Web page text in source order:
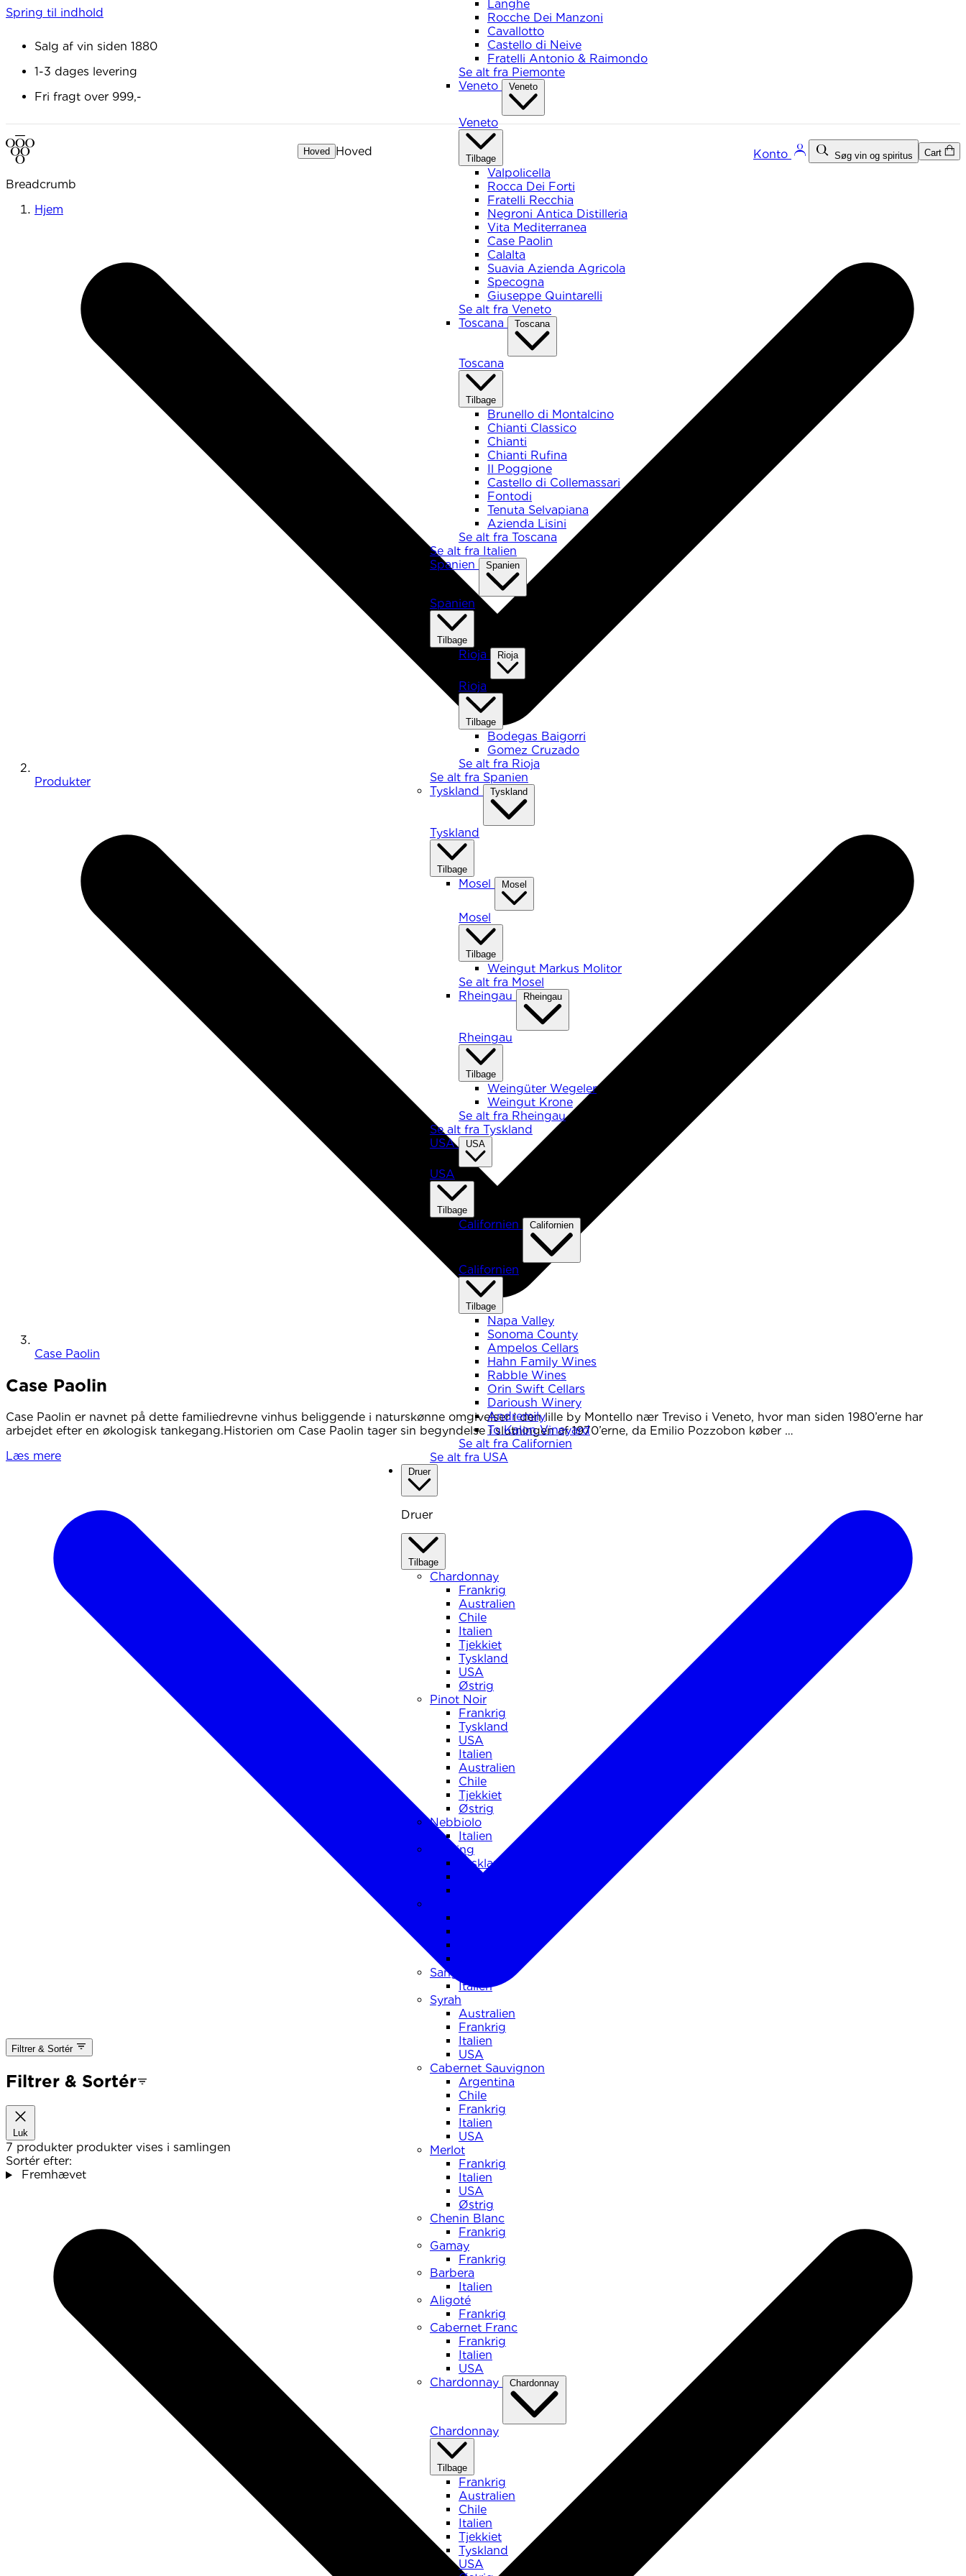
Spring til indhold
Salg af vin siden 1880
1-3 dages levering
Fri fragt over 999,-
Hoved Hoved
Langhe
Rocche Dei Manzoni
Cavallotto
Castello di Neive
Fratelli Antonio & Raimondo
Se alt fra Piemonte
Veneto
Veneto
Veneto
Tilbage
Valpolicella
Rocca Dei Forti
Fratelli Recchia
Negroni Antica Distilleria
Vita Mediterranea
Case Paolin
Calalta
Suavia Azienda Agricola
Specogna
Giuseppe Quintarelli
Se alt fra Veneto
Toscana
Toscana
Toscana
Tilbage
Brunello di Montalcino
Chianti Classico
Chianti
Chianti Rufina
Il Poggione
Castello di Collemassari
Fontodi
Tenuta Selvapiana
Azienda Lisini
Se alt fra Toscana
Se alt fra Italien
Spanien
Spanien
Spanien
Tilbage
Rioja Rioja
Rioja
Tilbage
Bodegas Baigorri
Gomez Cruzado
Se alt fra Rioja
Se alt fra Spanien
Tyskland
Tyskland
Tyskland
Tilbage
Mosel Mosel
Mosel
Tilbage
Weingut Markus Molitor
Se alt fra Mosel
Rheingau
Rheingau
Rheingau
Tilbage
Weingüter Wegeler
Weingut Krone
Se alt fra Rheingau
Se alt fra Tyskland
USA
USA
USA
Tilbage
Californien Californien
Californien
Tilbage
Napa Valley
Sonoma County
Ampelos Cellars
Hahn Family Wines
Rabble Wines
Orin Swift Cellars
Darioush Winery
Andremily
To Kalon Vineyard
Se alt fra Californien
Se alt fra USA
Druer
Druer
Tilbage
Chardonnay
Frankrig
Australien
Chile
Italien
Tjekkiet
Tyskland
USA
Østrig
Pinot Noir
Frankrig
Tyskland
USA
Italien
Australien
Chile
Tjekkiet
Østrig
Nebbiolo
Italien
Riesling
Tyskland
Sangiovese
Italien
Syrah
Australien
Frankrig
Italien
USA
Cabernet Sauvignon
Argentina
Chile
Frankrig
Italien
USA
Merlot
Frankrig
Italien
USA
Østrig
Chenin Blanc
Frankrig
Gamay
Frankrig
Barbera
Italien
Aligoté
Frankrig
Cabernet Franc
Frankrig
Italien
USA
Chardonnay
Chardonnay
Chardonnay
Tilbage
Frankrig
Australien
Chile
Italien
Tjekkiet
Tyskland
USA
Konto Søg vin og spiritus Cart
Breadcrumb
Hjem
Produkter
Case Paolin
Case Paolin
Case Paolin er navnet på dette familiedrevne vinhus beliggende i naturskønne omgivelser i den lille by Montello nær Treviso i Veneto, hvor man siden 1980’erne har
arbejdet efter en økologisk tankegang.Historien om Case Paolin tager sin begyndelse i slutningen af 1970’erne, da Emilio Pozzobon køber …
Læs mere
Filtrer & Sortér
Filtrer & Sortér
Luk
7 produkter produkter vises i samlingen
Sortér efter:
Fremhævet